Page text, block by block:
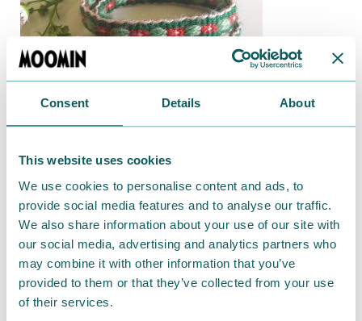
Consent Details About
This website uses cookies
We use cookies to personalise content and ads, to
provide social media features and to analyse our traffic.
We also share information about your use of our site with
our social media, advertising and analytics partners who
may combine it with other information that you’ve
provided to them or that they’ve collected from your use
of their services.
手芸好きなかたも、そうでない方も楽しんでいただけ
ます。
お気軽にご参加ください♪
＜イベント詳細＞